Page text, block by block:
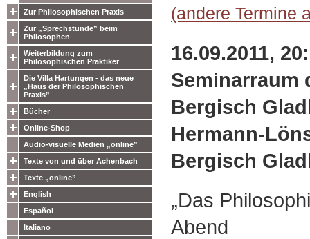
Zur Philosophischen Praxis
Zur „Sprechstunde” beim
Philosophen
Weiterbildung zum
Philosophischen Praktiker
Die Villa Hartungen - das neue
„Haus der Philosophischen
Praxis”
Bücher
Online-Shop
Audio-visuelle Medien „online”
Texte von und über Achenbach
Texte „online”
English
Español
Italiano
(andere Termine
16.09.2011,
Seminarraum
Bergisch
Hermann-
Bergisch
„Das
Abend